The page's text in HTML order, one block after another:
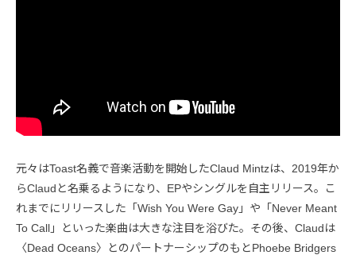
元々はToast名義で音楽活動を開始したClaud Mintzは、2019年か
らClaudと名乗るようになり、EPやシングルを自主リリース。こ
れまでにリリースした「Wish You Were Gay」や「Never Meant
To Call」といった楽曲は大きな注目を浴びた。その後、Claudは
〈Dead Oceans〉とのパートナーシップのもとPhoebe Bridgers